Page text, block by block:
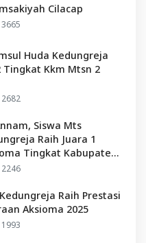
Cilacap
Huda Kedungreja
Tingkat Kkm Mtsn 2
Siswa Mts
Raih Juara 1
Tingkat Kabupaten
Raih Prestasi
Aksioma 2025